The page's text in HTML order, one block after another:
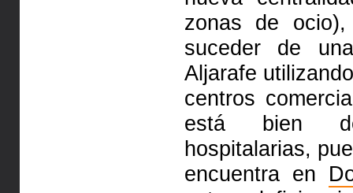
zonas de
suceder de
Aljarafe
centros
está bien
hospitalarias,
encuentra en